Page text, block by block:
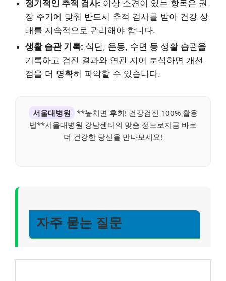
정기적인 추적 검사: 이상 소견이 있는 항목은 권
장 주기에 맞춰 반드시 추적 검사를 받아 건강 상
태를 지속적으로 관리해야 합니다.
생활 습관 기록: 식단, 운동, 수면 등 생활 습관을
기록하고 검진 결과와 연관 지어 분석하면 개선
점을 더 명확히 파악할 수 있습니다.
서울대병원
**놓치면 후회! 건강검진 100% 활용
법**서울대병원 강남센터의 맞춤 정보로지금 바로
더 건강한 당신을 만나보세요!
자주 묻는 질문